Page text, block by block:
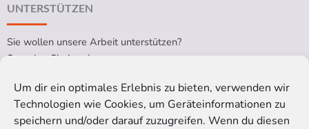
Um dir ein optimales Erlebnis zu bieten, verwenden wir
Technologien wie Cookies, um Geräteinformationen zu
speichern und/oder darauf zuzugreifen. Wenn du diesen
UNTERSTÜTZEN
Sie wollen unsere Arbeit unterstützen?
Spenden Sie jetzt!
RECHTLICHES